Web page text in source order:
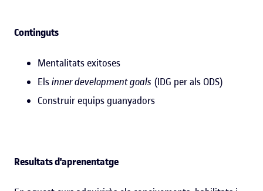
Continguts
Mentalitats exitoses
Elsinner development goals (IDG per als ODS)
Construir equips guanyadors
Resultats d'aprenentatge